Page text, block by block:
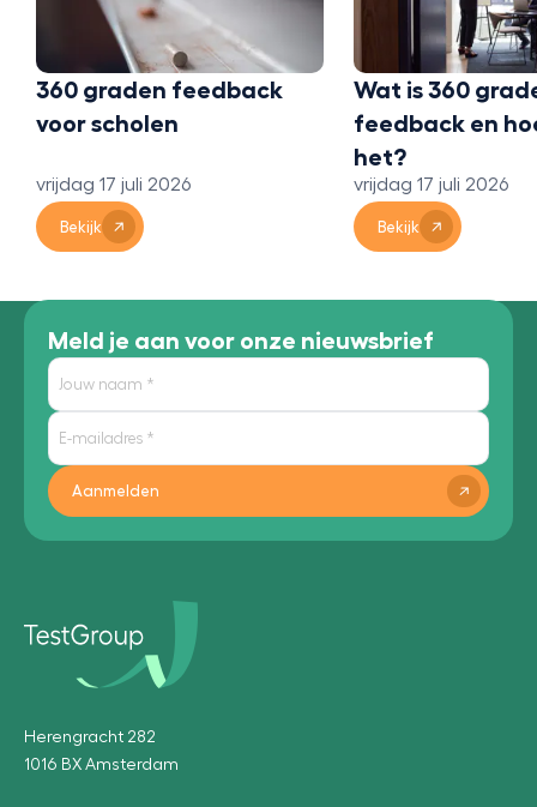
360 graden feedback
voor scholen
vrijdag 17 juli 2026
Bekijk
Wat is 360
feedback en
het?
vrijdag 17 juli 2026
Bekijk
Meld je aan voor onze nieuwsbrief
Aanmelden
Herengracht 282
1016 BX Amsterdam